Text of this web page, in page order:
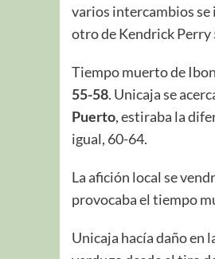
varios intercambios se
otro de Kendrick Perry
Tiempo muerto de
55-58. Unicaja se
Puerto, estiraba la
igual, 60-64.
La afición local se
provocaba el tiempo
Unicaja hacía daño en